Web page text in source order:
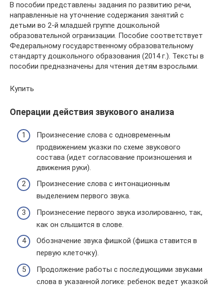
В пособии представлены задания по развитию речи,
направленные на уточнение содержания занятий с
детьми во 2-й младшей группе дошкольной
образовательной огранизации. Пособие соответствует
Федеральному государственному образовательному
стандарту дошкольного образования (2014 г.). Тексты в
пособии предназначены для чтения детям взрослыми.
Купить
Операции действия звукового анализа
Произнесение слова с одновременным
продвижением указки по схеме звукового
состава (идет согласование произношения и
движения руки).
Произнесение слова с интонационным
выделением первого звука.
Произнесение первого звука изолированно, так,
как он слышится в слове.
Обозначение звука фишкой (фишка ставится в
первую клеточку).
Продолжение работы с последующими звуками
слова в указанной логике: ребенок ведет указкой